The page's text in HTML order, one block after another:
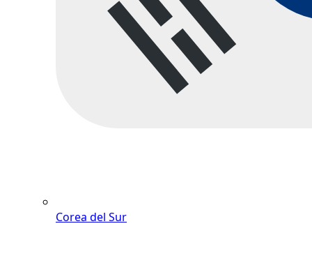
Corea del Sur